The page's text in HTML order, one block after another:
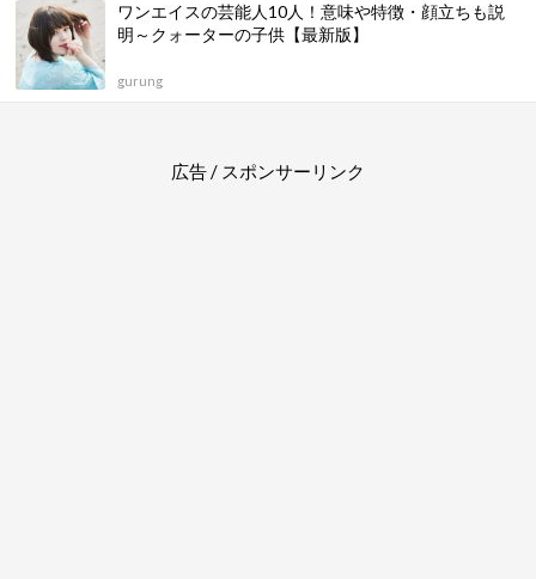
ワンエイスの芸能人10人！意味や特徴・顔立ちも説
明～クォーターの子供【最新版】
gurung
広告 / スポンサーリンク